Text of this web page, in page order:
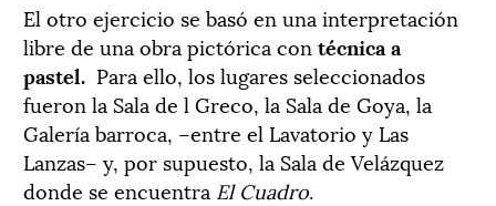
El otro ejercicio se basó en una interpretación
libre de una obra pictórica con técnica a
pastel. Para ello, los lugares seleccionados
fueron la Sala de l Greco, la Sala de Goya, la
Galería barroca, –entre el Lavatorio y Las
Lanzas– y, por supuesto, la Sala de Velázquez
donde se encuentra El Cuadro.